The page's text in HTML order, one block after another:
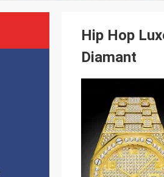
Hip Hop
Diamant